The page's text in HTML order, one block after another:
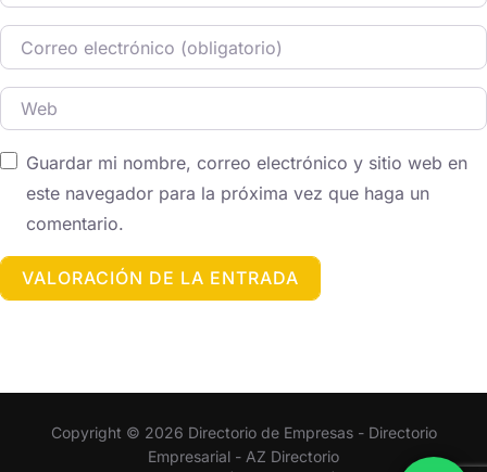
Correo electrónico
Web
Guardar mi nombre, correo electrónico y sitio web en
este navegador para la próxima vez que haga un
comentario.
Copyright © 2026 Directorio de Empresas - Directorio
Empresarial - AZ Directorio